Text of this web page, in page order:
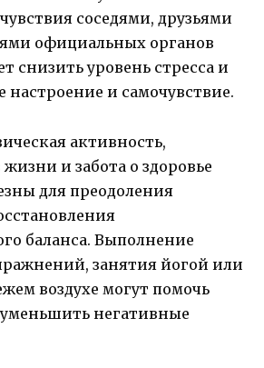
соседями, друзьями
официальных органов
снизить уровень стресса и
и самочувствие.
активность,
и забота о здоровье
для преодоления
баланса. Выполнение
занятия йогой или
воздухе могут помочь
уменьшить негативные